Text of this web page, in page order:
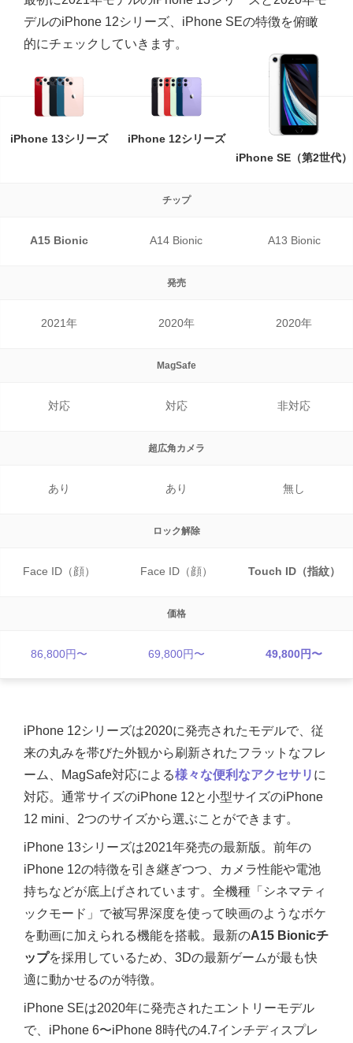
デルのiPhone 12シリーズ、iPhone SEの特徴を俯瞰
的にチェックしていきます。
iPhone 13シリーズ
iPhone 12シリーズ
iPhone SE（第2世代）
チップ
A15 Bionic A14 Bionic A13 Bionic
発売
2021年 2020年 2020年
MagSafe
対応 対応 非対応
超広角カメラ
あり あり 無し
ロック解除
Face ID（顔） Face ID（顔） Touch ID（指紋）
価格
86,800円〜 69,800円〜 49,800円〜
iPhone 12シリーズは2020に発売されたモデルで、従
来の丸みを帯びた外観から刷新されたフラットなフレ
ーム、MagSafe対応による様々な便利なアクセサリ に
対応。通常サイズのiPhone 12と小型サイズのiPhone
12 mini、2つのサイズから選ぶことができます。
iPhone 13シリーズは2021年発売の最新版。前年の
iPhone 12の特徴を引き継ぎつつ、カメラ性能や電池
持ちなどが底上げされています。全機種「シネマティ
ックモード」で被写界深度を使って映画のようなボケ
を動画に加えられる機能を搭載。最新のA15 Bionicチ
ップを採用しているため、3Dの最新ゲームが最も快
適に動かせるのが特徴。
iPhone SEは2020年に発売されたエントリーモデル
で、iPhone 6〜iPhone 8時代の4.7インチディスプレ